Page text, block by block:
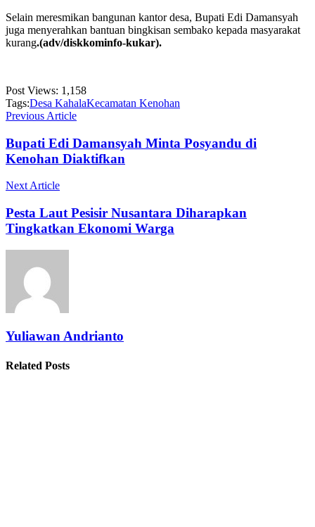
Selain meresmikan bangunan kantor desa, Bupati Edi Damansyah
juga menyerahkan bantuan bingkisan sembako kepada masyarakat
kurang.(adv/diskkominfo-kukar).
Post Views: 1,158
Tags:Desa KahalaKecamatan Kenohan
Previous Article
Bupati Edi Damansyah Minta Posyandu di
Kenohan Diaktifkan
Next Article
Pesta Laut Pesisir Nusantara Diharapkan
Tingkatkan Ekonomi Warga
Yuliawan Andrianto
Related Posts